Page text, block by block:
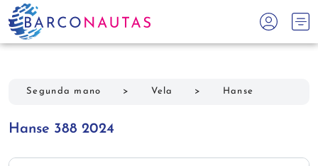
Segunda mano > Vela > Hanse
Hanse 388 2024